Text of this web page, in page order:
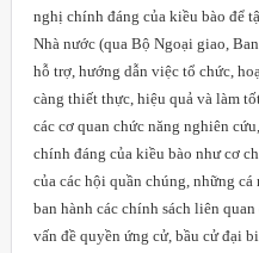
nghị chính đáng của kiều bào để
Nhà nước (qua Bộ Ngoại giao,
hỗ trợ, hướng dẫn việc tổ chức,
càng thiết thực, hiệu quả và làm
các cơ quan chức năng nghiên
chính đáng của kiều bào như cơ
của các hội quần chúng, những
ban hành các chính sách liên
vấn đề quyền ứng cử, bầu cử đại